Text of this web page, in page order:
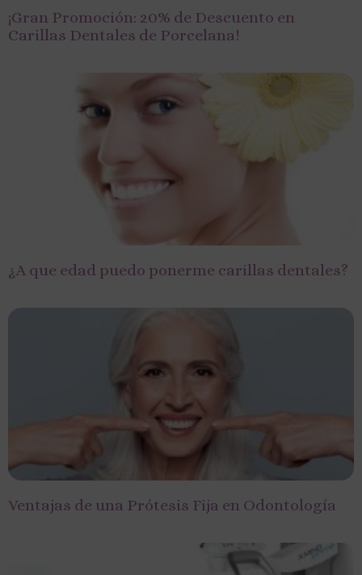
¡Gran Promoción: 20% de Descuento en
Carillas Dentales de Porcelana!
¿A que edad puedo ponerme carillas dentales?
Ventajas de una Prótesis Fija en Odontología